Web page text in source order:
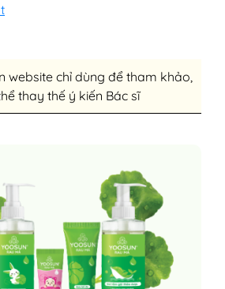
website chỉ dùng để tham khảo,
thay thế ý kiến Bác sĩ